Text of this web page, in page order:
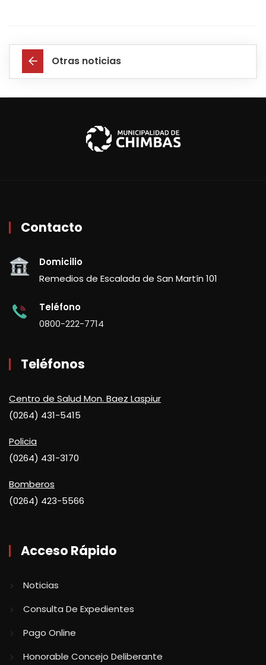
Otras noticias
Contacto
Domicilio
Remedios de Escalada de San Martín 101
Teléfono
0800-222-7714
Teléfonos
Centro de Salud Mon. Baez Laspiur
(0264) 431-5415
Policia
(0264) 431-3170
Bomberos
(0264) 423-5566
Acceso Rápido
Noticias
Consulta De Expedientes
Pago Online
Honorable Concejo Deliberante